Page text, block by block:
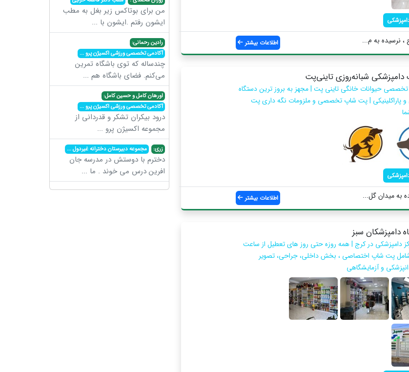
اطلاعات بیشتر
دامپزشکی شبانه‌روزی تاینی‌پت
تخصصی حیوانات خانگی تاینی پت | مجهز به بروز ترین دستگاه
و پاراکلینیکی | پت شاپ تخصصی و ملزومات نگه داری پت
به میدان گل... اطلاعات بیشتر
دامپزشکان سبز
دامپزشکی در کرج | همه روزه حتی روز های تعطیل از ساعت
23 | شامل پت شاپ اختصاصی ، بخش داخلی، جراحی، تصویر
و آزمایشگاهی
من برای بوتاکس زیر بغل به مطب
ایشون رفتم .ایشون با ...
رادین رحمانی:
آکادمی تخصصی ورزشی اکسیژن پرو...
چندساله که توی باشگاه تمرین
می‌کنم. فضای باشگاه هم ...
اورهان کامل و حسین کامل:
آکادمی تخصصی ورزشی اکسیژن پرو...
درود بیکران تشکر و قدردانی از
مجموعه اکسیژن پرو ...
زری: مجموعه دبیرستان دخترانه غیردول...
دخترم با دوستش در مدرسه جان
افرین درس می خوند . ما ...